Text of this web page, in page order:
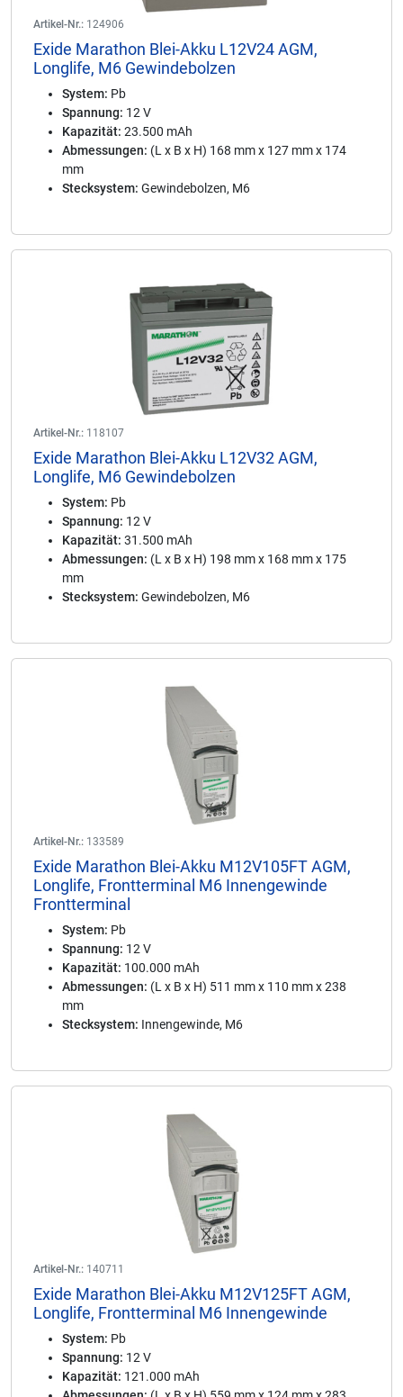
Artikel-Nr.: 124906
Exide Marathon Blei-Akku L12V24 AGM,
Longlife, M6 Gewindebolzen
System: Pb
Spannung: 12 V
Kapazität: 23.500 mAh
Abmessungen: (L x B x H) 168 mm x 127 mm x 174
mm
Stecksystem: Gewindebolzen, M6
Artikel-Nr.: 118107
Exide Marathon Blei-Akku L12V32 AGM,
Longlife, M6 Gewindebolzen
System: Pb
Spannung: 12 V
Kapazität: 31.500 mAh
Abmessungen: (L x B x H) 198 mm x 168 mm x 175
mm
Stecksystem: Gewindebolzen, M6
Artikel-Nr.: 133589
Exide Marathon Blei-Akku M12V105FT AGM,
Longlife, Frontterminal M6 Innengewinde
Frontterminal
System: Pb
Spannung: 12 V
Kapazität: 100.000 mAh
Abmessungen: (L x B x H) 511 mm x 110 mm x 238
mm
Stecksystem: Innengewinde, M6
Artikel-Nr.: 140711
Exide Marathon Blei-Akku M12V125FT AGM,
Longlife, Frontterminal M6 Innengewinde
System: Pb
Spannung: 12 V
Kapazität: 121.000 mAh